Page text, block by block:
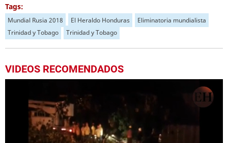
Tags:
Mundial Rusia 2018 El Heraldo Honduras
Eliminatoria mundialista
Trinidad y Tobago
Trinidad y Tobago
VIDEOS RECOMENDADOS